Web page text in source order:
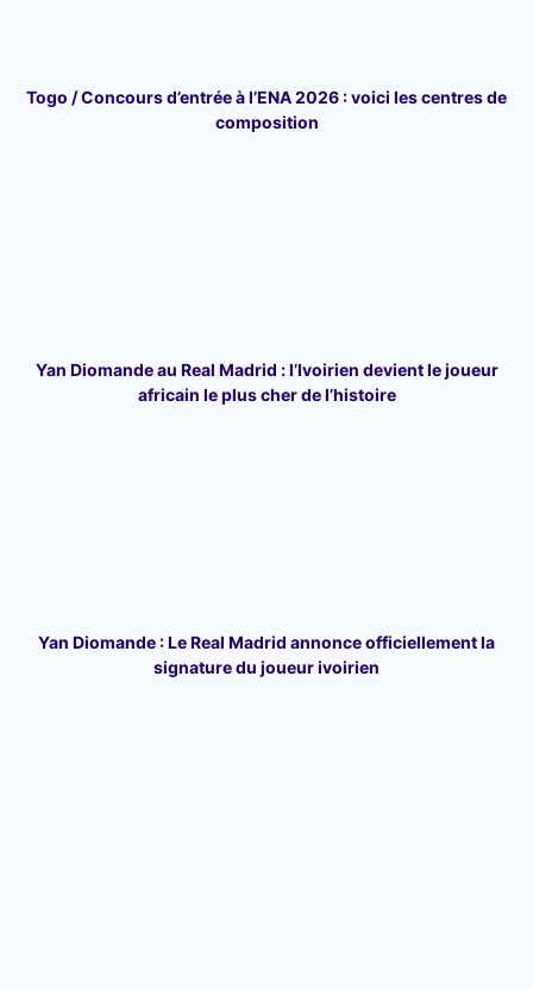
Togo / Concours d’entrée à l’ENA 2026 : voici les centres de
composition
Yan Diomande au Real Madrid : l’Ivoirien devient le joueur
africain le plus cher de l’histoire
Yan Diomande : Le Real Madrid annonce officiellement la
signature du joueur ivoirien